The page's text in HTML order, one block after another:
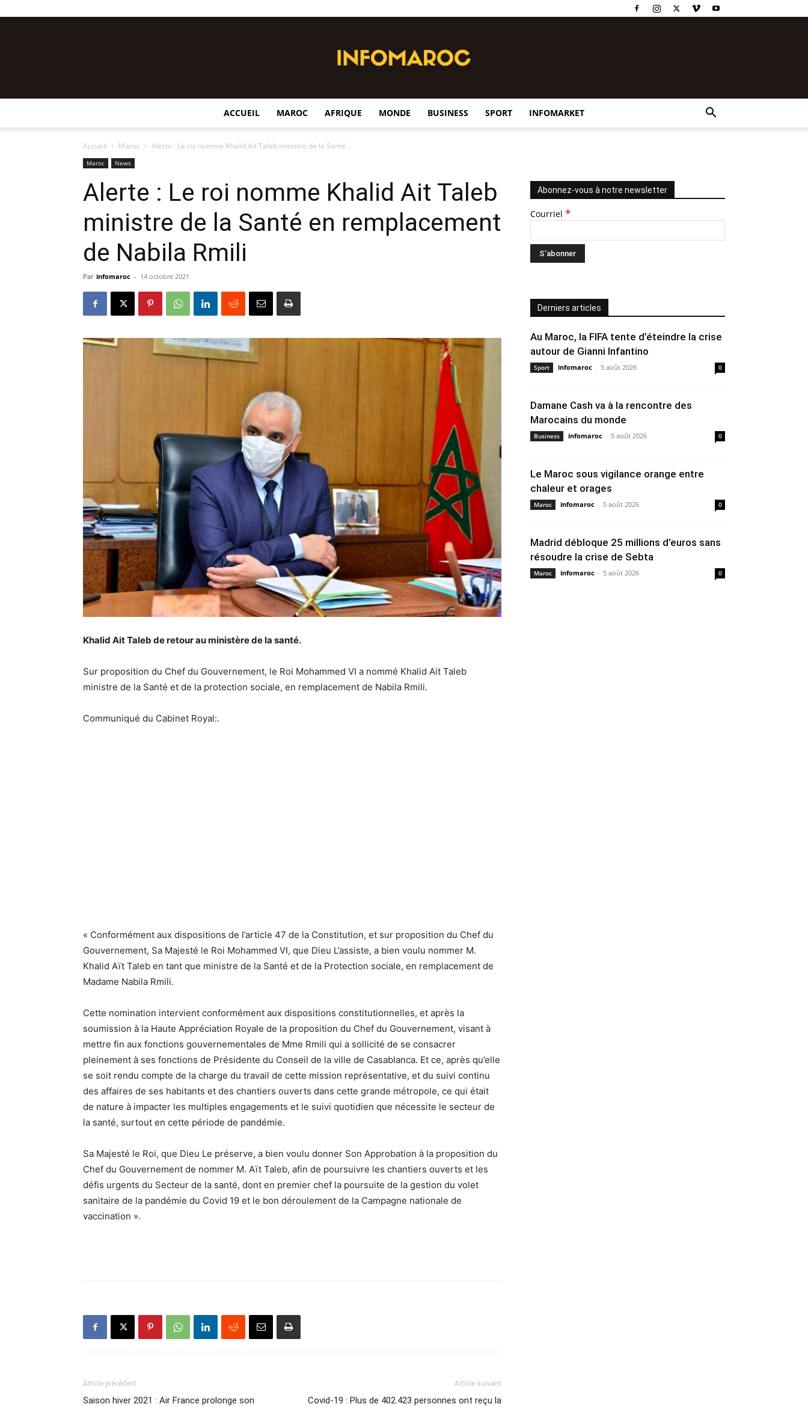
ACCUEIL MAROC AFRIQUE MONDE BUSINESS SPORT INFOMARKET
Accueil Maroc Alerte : Le roi nomme Khalid Ait Taleb ministre de la Santé...
Maroc News
Alerte : Le roi nomme Khalid Ait Taleb
ministre de la Santé en remplacement
de Nabila Rmili
Par infomaroc - 14 octobre 2021
Khalid Ait Taleb de retour au ministère de la santé.
Sur proposition du Chef du Gouvernement, le Roi Mohammed VI a nommé Khalid Ait Taleb
ministre de la Santé et de la protection sociale, en remplacement de Nabila Rmili.
Communiqué du Cabinet Royal:.
« Conformément aux dispositions de l’article 47 de la Constitution, et sur proposition du Chef du
Gouvernement, Sa Majesté le Roi Mohammed VI, que Dieu L’assiste, a bien voulu nommer M.
Khalid Aït Taleb en tant que ministre de la Santé et de la Protection sociale, en remplacement de
Madame Nabila Rmili.
Cette nomination intervient conformément aux dispositions constitutionnelles, et après la
soumission à la Haute Appréciation Royale de la proposition du Chef du Gouvernement, visant à
mettre fin aux fonctions gouvernementales de Mme Rmili qui a sollicité de se consacrer
pleinement à ses fonctions de Présidente du Conseil de la ville de Casablanca. Et ce, après qu’elle
se soit rendu compte de la charge du travail de cette mission représentative, et du suivi continu
des affaires de ses habitants et des chantiers ouverts dans cette grande métropole, ce qui était
de nature à impacter les multiples engagements et le suivi quotidien que nécessite le secteur de
la santé, surtout en cette période de pandémie.
Sa Majesté le Roi, que Dieu Le préserve, a bien voulu donner Son Approbation à la proposition du
Chef du Gouvernement de nommer M. Aït Taleb, afin de poursuivre les chantiers ouverts et les
défis urgents du Secteur de la santé, dont en premier chef la poursuite de la gestion du volet
sanitaire de la pandémie du Covid 19 et le bon déroulement de la Campagne nationale de
vaccination ».
Article précédent
Saison hiver 2021 : Air France prolonge son
Article suivant
Covid-19 : Plus de 402.423 personnes ont reçu la
Abonnez-vous à notre newsletter
Courriel *
Derniers articles
Au Maroc, la FIFA tente d’éteindre la crise
autour de Gianni Infantino
Sport infomaroc - 5 août 2026 0
Damane Cash va à la rencontre des
Marocains du monde
Business infomaroc - 5 août 2026 0
Le Maroc sous vigilance orange entre
chaleur et orages
Maroc infomaroc - 5 août 2026 0
Madrid débloque 25 millions d’euros sans
résoudre la crise de Sebta
Maroc infomaroc - 5 août 2026 0